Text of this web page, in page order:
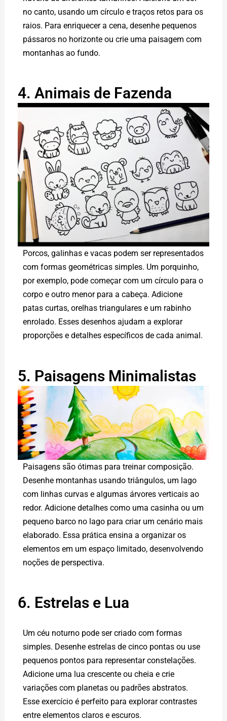
no canto, usando um círculo e traços retos para os
raios. Para enriquecer a cena, desenhe pequenos
pássaros no horizonte ou crie uma paisagem com
montanhas ao fundo.
4. Animais de Fazenda
Porcos, galinhas e vacas podem ser representados
com formas geométricas simples. Um porquinho,
por exemplo, pode começar com um círculo para o
corpo e outro menor para a cabeça. Adicione
patas curtas, orelhas triangulares e um rabinho
enrolado. Esses desenhos ajudam a explorar
proporções e detalhes específicos de cada animal.
5. Paisagens Minimalistas
Paisagens são ótimas para treinar composição.
Desenhe montanhas usando triângulos, um lago
com linhas curvas e algumas árvores verticais ao
redor. Adicione detalhes como uma casinha ou um
pequeno barco no lago para criar um cenário mais
elaborado. Essa prática ensina a organizar os
elementos em um espaço limitado, desenvolvendo
noções de perspectiva.
6. Estrelas e Lua
Um céu noturno pode ser criado com formas
simples. Desenhe estrelas de cinco pontas ou use
pequenos pontos para representar constelações.
Adicione uma lua crescente ou cheia e crie
variações com planetas ou padrões abstratos.
Esse exercício é perfeito para explorar contrastes
entre elementos claros e escuros.